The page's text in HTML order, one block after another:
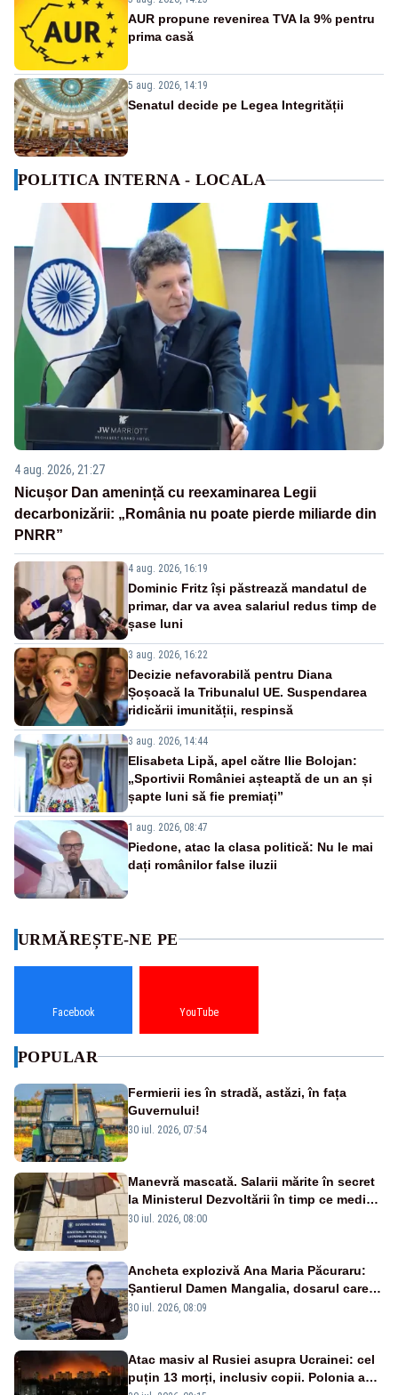
AUR propune revenirea TVA la 9% pentru
prima casă
5 aug. 2026, 14:19
Senatul decide pe Legea Integrității
POLITICA INTERNA - LOCALA
4 aug. 2026, 21:27
Nicușor Dan amenință cu reexaminarea Legii
decarbonizării: „România nu poate pierde miliarde din
PNRR”
4 aug. 2026, 16:19
Dominic Fritz își păstrează mandatul de
primar, dar va avea salariul redus timp de
șase luni
3 aug. 2026, 16:22
Decizie nefavorabilă pentru Diana
Șoșoacă la Tribunalul UE. Suspendarea
ridicării imunității, respinsă
3 aug. 2026, 14:44
Elisabeta Lipă, apel către Ilie Bolojan:
„Sportivii României așteaptă de un an și
șapte luni să fie premiați”
1 aug. 2026, 08:47
Piedone, atac la clasa politică: Nu le mai
dați românilor false iluzii
URMĂREȘTE-NE PE
Facebook YouTube
POPULAR
Fermierii ies în stradă, astăzi, în fața
Guvernului!
30 iul. 2026, 07:54
Manevră mascată. Salarii mărite în secret
la Ministerul Dezvoltării în timp ce medicii
ies în stradă
30 iul. 2026, 08:00
Ancheta explozivă Ana Maria Păcuraru:
Șantierul Damen Mangalia, dosarul care
scufundă apărarea României
30 iul. 2026, 08:09
Atac masiv al Rusiei asupra Ucrainei: cel
puțin 13 morți, inclusiv copii. Polonia a